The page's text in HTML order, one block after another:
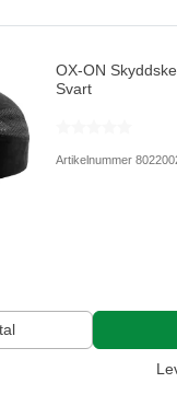
OX-ON
Svart
Artikelnummer